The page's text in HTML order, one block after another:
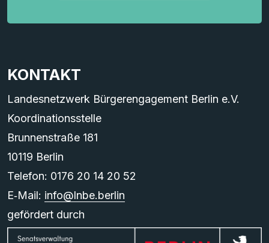
KONTAKT
Landesnetzwerk Bürgerengagement Berlin e.V.
Koordinationsstelle
Brunnenstraße 181
10119 Berlin
Telefon: 0176 20 14 20 52
E‑Mail: info@lnbe.berlin
gefördert durch